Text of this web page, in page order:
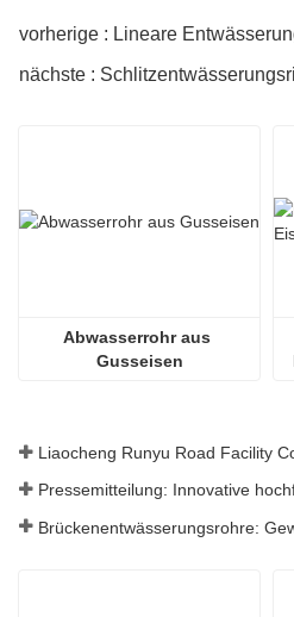
nächste :
Abwasserrohr aus
Gusseisen